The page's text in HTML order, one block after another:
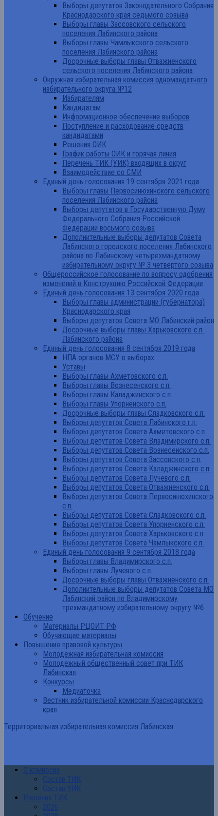
Выборы депутатов Законодательного Собрания
Краснодарского края седьмого созыва
Выборы главы Зассовского сельского
поселения Лабинского района
Выборы главы Чамлыкского сельского
поселения Лабинского района
Досрочные выборы главы Отважненского
сельского поселения Лабинского района
Окружная избирательная комиссия одномандатного
избирательного округа №12
Избирателям
Кандидатам
Информационное обеспечение выборов
Поступление и расходование средств
кандидатами
Решения ОИК
График работы ОИК и горячая линия
Перечень ТИК (УИК) входящих в округ
Взаимодействие со СМИ
Единый день голосования 19 сентября 2021 года
Выборы главы Первосинюхинского сельского
поселения Лабинского района
Выборы депутатов в Государственную Думу
Федерального Собрания Российской
Федерации восьмого созыва
Дополнительные выборы депутатов Совета
Лабинского городского поселения Лабинского
района по Лабинскому четырехмандатному
избирательному округу № 3 четвертого созыва
Общероссийское голосование по вопросу одобрения
изменений в Конструкцию Российской Федерации
Единый день голосования 13 сентября 2020 года
Выборы главы администрации (губернатора)
Краснодарского края
Выборы депутатов Совета МО Лабинский район
Досрочные выборы главы Харьковского с.п.
Лабинского района
Единый день голосования 8 сентября 2019 года
НПА органов МСУ о выборах
Уставы
Выборы главы Ахметовского с.п.
Выборы главы Вознесенского с.п.
Выборы главы Каладжинского с.п.
Выборы главы Упорненского с.п.
Досрочные выборы главы Сладковского с.п.
Выборы депутатов Совета Лабинского г.п.
Выборы депутатов Совета Ахметовского с.п.
Выборы депутатов Совета Владимирского с.п.
Выборы депутатов Совета Вознесенского с.п.
Выборы депутатов Совета Зассовского с.п.
Выборы депутатов Совета Каладжинского с.п.
Выборы депутатов Совета Лучевого с.п.
Выборы депутатов Совета Отважненского с.п.
Выборы депутатов Совета Первосинюхинского
с.п.
Выборы депутатов Совета Сладковского с.п.
Выборы депутатов Совета Упорненского с.п.
Выборы депутатов Совета Харьковского с.п.
Выборы депутатов Совета Чамлыкского с.п.
Единый день голосования 9 сентября 2018 года
Выборы главы Владимирского с.п.
Выборы главы Лучевого с.п.
Досрочные выборы главы Отважненского с.п.
Дополнительные выборы депутатов Совета МО
Лабинский район по Владимирскому
трехмандатному избирательному округу №6
Обучение
Материалы РЦОИТ РФ
Обучающие материалы
Повышение правовой культуры
Молодежная избирательная комиссия
Молодежный общественный совет при ТИК
Лабинская
Конкурсы
Медиаточка
Вестник избирательной комиссии Краснодарского
края
Территориальная избирательная комиссия Лабинская
О комиссии
Состав ТИК
Состав УИК
Решения ТИК
2026